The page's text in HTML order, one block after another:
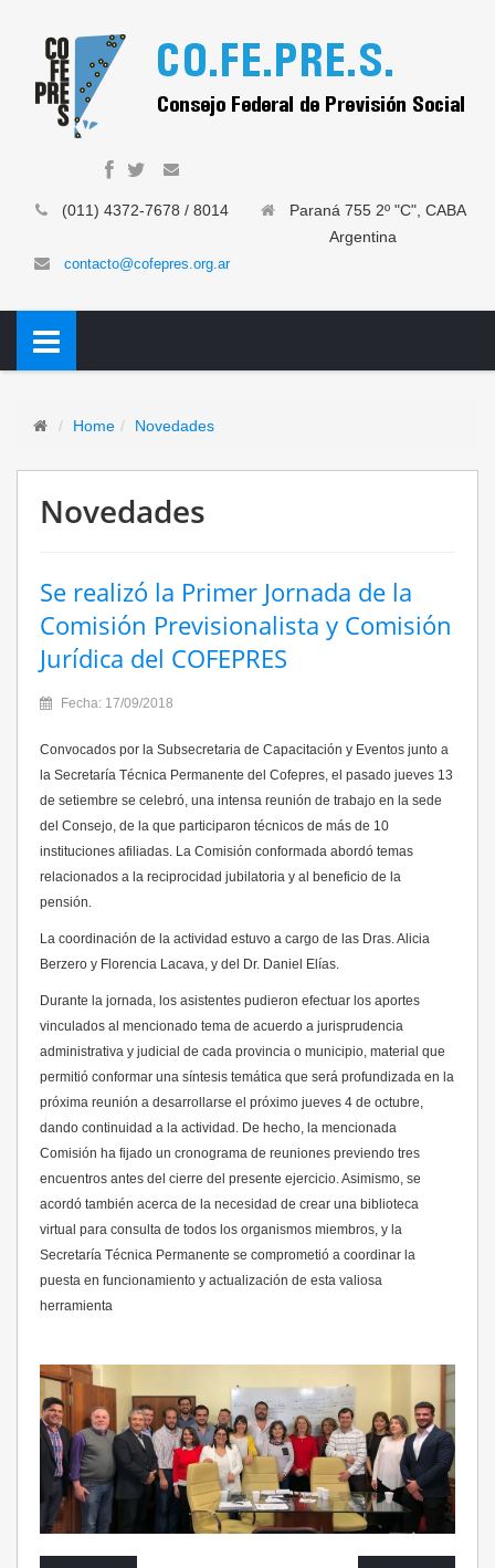
(011) 4372-7678 / 8014
Paraná 755 2º "C", CABA
Argentina
contacto@cofepres.org.ar
Home Novedades
Novedades
Se realizó la Primer Jornada de la
Comisión Previsionalista y Comisión
Jurídica del COFEPRES
Fecha: 17/09/2018
Convocados por la Subsecretaria de Capacitación y Eventos junto a
la Secretaría Técnica Permanente del Cofepres, el pasado jueves 13
de setiembre se celebró, una intensa reunión de trabajo en la sede
del Consejo, de la que participaron técnicos de más de 10
instituciones afiliadas. La Comisión conformada abordó temas
relacionados a la reciprocidad jubilatoria y al beneficio de la
pensión.
La coordinación de la actividad estuvo a cargo de las Dras. Alicia
Berzero y Florencia Lacava, y del Dr. Daniel Elías.
Durante la jornada, los asistentes pudieron efectuar los aportes
vinculados al mencionado tema de acuerdo a jurisprudencia
administrativa y judicial de cada provincia o municipio, material que
permitió conformar una síntesis temática que será profundizada en la
próxima reunión a desarrollarse el próximo jueves 4 de octubre,
dando continuidad a la actividad. De hecho, la mencionada
Comisión ha fijado un cronograma de reuniones previendo tres
encuentros antes del cierre del presente ejercicio. Asimismo, se
acordó también acerca de la necesidad de crear una biblioteca
virtual para consulta de todos los organismos miembros, y la
Secretaría Técnica Permanente se comprometió a coordinar la
puesta en funcionamiento y actualización de esta valiosa
herramienta